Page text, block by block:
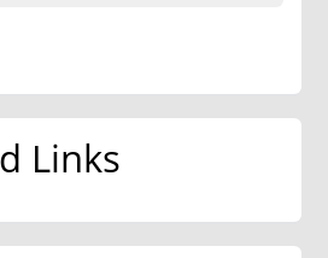
Links